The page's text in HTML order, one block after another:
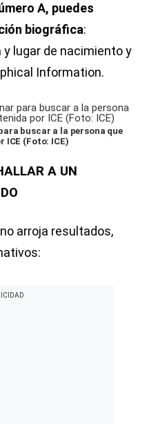
A, puedes
biográfica:
y lugar de nacimiento y
Information.
buscar a la persona que
ICE (Foto: ICE)
A UN
arroja resultados,